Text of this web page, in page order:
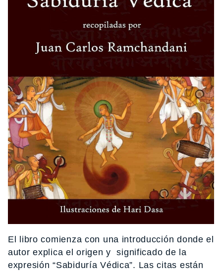
El libro comienza con una introducción donde el
autor explica el origen y significado de la
expresión “Sabiduría Védica”. Las citas están